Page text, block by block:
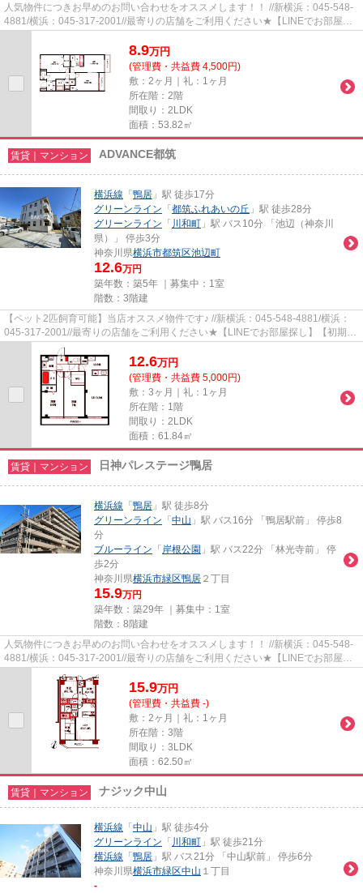
人気物件につきお早めのお問い合わせをオススメします！！ //新横浜：045-548-
4881/横浜：045-317-2001//最寄りの店舗をご利用ください★【LINEでお部屋探
8.9万円
(管理費・共益費 4,500円)
敷：2ヶ月｜礼：1ヶ月
所在階：2階
間取り：2LDK
面積：53.82㎡
賃貸｜マンション ADVANCE都筑
横浜線 「 鴨居 」駅 徒歩17分
グリーンライン 「 都筑ふれあいの丘 」駅 徒歩28分
グリーンライン 「 川和町 」駅 バス10分 「池辺（神奈川
県）」 停歩3分
神奈川県横浜市都筑区池辺町
12.6万円
築年数：築5年 ｜募集中： 1室
階数：3階建
【ペット2匹飼育可能】当店オススメ物件です♪ //新横浜：045-548-4881/横浜：
045-317-2001//最寄りの店舗をご利用ください★【LINEでお部屋探し】【初期費
用分割払い】【19時以降も対応...
12.6万円
(管理費・共益費 5,000円)
敷：3ヶ月｜礼：1ヶ月
所在階：1階
間取り：2LDK
面積：61.84㎡
賃貸｜マンション 日神パレステージ鴨居
横浜線 「 鴨居 」駅 徒歩8分
グリーンライン 「 中山 」駅 バス16分 「鴨居駅前」 停歩8
分
ブルーライン 「 岸根公園 」駅 バス22分 「林光寺前」 停
歩2分
神奈川県横浜市緑区鴨居 ２丁目
15.9万円
築年数：築29年 ｜募集中： 1室
階数：8階建
人気物件につきお早めのお問い合わせをオススメします！！ //新横浜：045-548-
4881/横浜：045-317-2001//最寄りの店舗をご利用ください★【LINEでお部屋探
し】【初期費用分割払い】【19...
15.9万円
(管理費・共益費 -)
敷：2ヶ月｜礼：1ヶ月
所在階：3階
間取り：3LDK
面積：62.50㎡
賃貸｜マンション ナジック中山
横浜線 「 中山 」駅 徒歩4分
グリーンライン 「 川和町 」駅 徒歩21分
横浜線 「 鴨居 」駅 バス21分 「中山駅前」 停歩6分
神奈川県横浜市緑区中山 １丁目
-